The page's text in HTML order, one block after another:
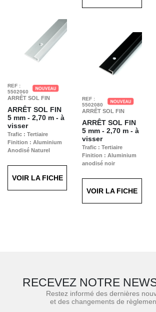
REF :
5502060
ARRÊT SOL FIN
ARRÊT SOL FIN
5 mm - 2,70 m - à
visser
Trafic : Tertiaire
Finition : Aluminium
Anodisé Naturel
VOIR LA FICHE
REF :
5502080
ARRÊT SOL FIN
ARRÊT SOL FIN
5 mm - 2,70 m - à
visser
Trafic : Tertiaire
Finition : Aluminium
anodisé noir
VOIR LA FICHE
RECEVEZ NOTRE
Restez informé des dernières
et des changements de